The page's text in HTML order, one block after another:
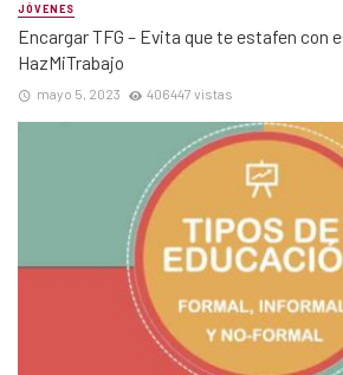
JÓVENES
Encargar TFG – Evita que te estafen con
HazMiTrabajo
mayo 5, 2023 406447 vistas